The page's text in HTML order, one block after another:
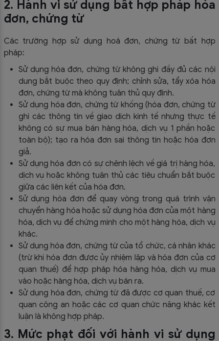
2. Hành vi sử dụng bất hợp pháp hóa
đơn, chứng từ
Các trường hợp sử dụng hoá đơn, chứng từ bất hợp
pháp:
Sử dụng hóa đơn, chứng từ không ghi đầy đủ các nội
dung bắt buộc theo quy định; chỉnh sửa, tẩy xóa hóa
đơn, chứng từ mà không tuân thủ quy định.
Sử dụng hóa đơn, chứng từ khống (hóa đơn, chứng từ
ghi các thông tin về giao dịch kinh tế nhưng thực tế
không có sự mua bán hàng hóa, dịch vụ 1 phần hoặc
toàn bộ); tạo ra hóa đơn sai thông tin hoặc hóa đơn
giả.
Sử dụng hóa đơn có sự chênh lệch về giá trị hàng hóa,
dịch vụ hoặc không tuân thủ các tiêu chuẩn bắt buộc
giữa các liên kết của hóa đơn.
Sử dụng hóa đơn để quay vòng trong quá trình vận
chuyển hàng hóa hoặc sử dụng hóa đơn của một hàng
hóa, dịch vụ để chứng minh cho một hàng hóa, dịch vụ
khác.
Sử dụng hóa đơn, chứng từ của tổ chức, cá nhân khác
(trừ khi hóa đơn được ủy nhiệm lập và hóa đơn của cơ
quan thuế) để hợp pháp hóa hàng hóa, dịch vụ mua
vào hoặc hàng hóa, dịch vụ bán ra.
Sử dụng hóa đơn, chứng từ đã được cơ quan thuế, cơ
quan công an hoặc các cơ quan chức năng khác kết
luận là không hợp pháp.
3. Mức phạt đối với hành vi sử dụng